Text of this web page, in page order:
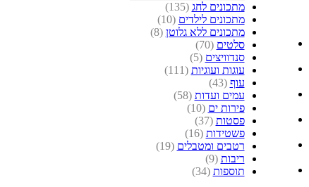
מתכונים לחג (135)
מתכונים לילדים (10)
מתכונים ללא גלוטן (8)
סלטים (70)
סנדוויצים (5)
עוגות ועוגיות (111)
עוף (43)
עמים ועדות (58)
פירות ים (10)
פסטות (37)
פשטידות (16)
רטבים ומטבלים (19)
ריבות (9)
תוספות (34)